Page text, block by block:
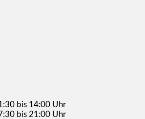
bis 14:00 Uhr
bis 21:00 Uhr